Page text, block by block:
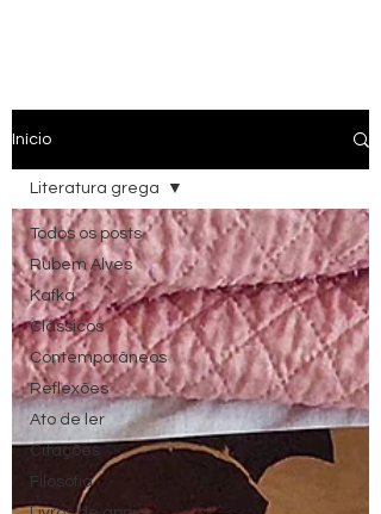
Início
Todos os posts
Rubem Alves
Kafka
Clássicos
Contemporâneos
Reflexões
Ato de ler
Citações
Filosofia
Literatura grega